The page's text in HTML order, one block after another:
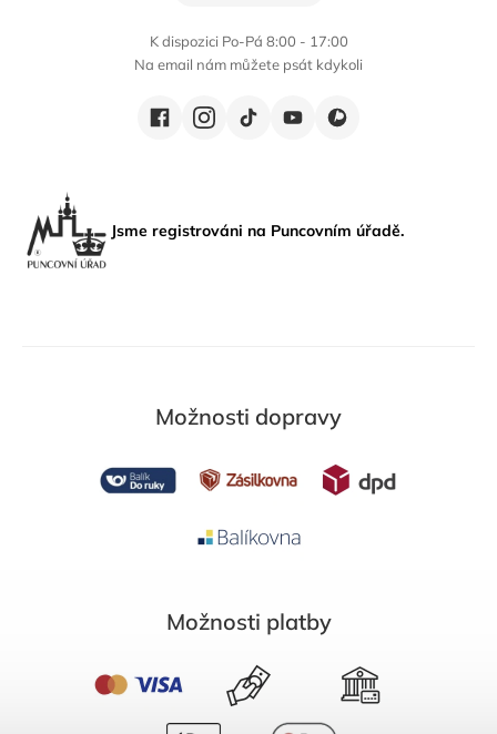
K dispozici Po-Pá 8:00 - 17:00
Na email nám můžete psát kdykoli
Jsme registrováni na Puncovním úřadě.
Možnosti dopravy
Možnosti platby